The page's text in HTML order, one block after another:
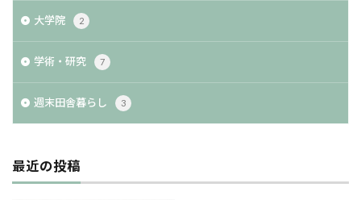
大学院 2
学術・研究 7
週末田舎暮らし 3
最近の投稿